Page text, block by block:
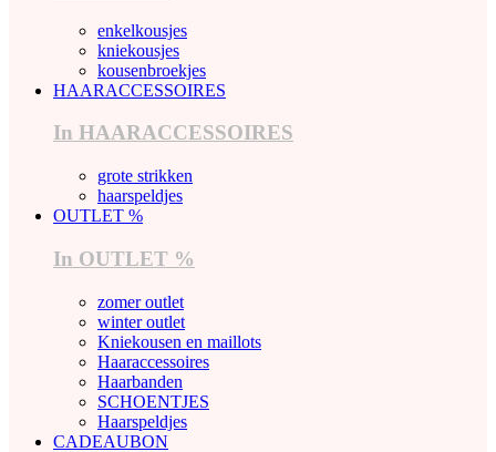
enkelkousjes
kniekousjes
kousenbroekjes
HAARACCESSOIRES
In HAARACCESSOIRES
grote strikken
haarspeldjes
OUTLET %
In OUTLET %
zomer outlet
winter outlet
Kniekousen en maillots
Haaraccessoires
Haarbanden
SCHOENTJES
Haarspeldjes
CADEAUBON